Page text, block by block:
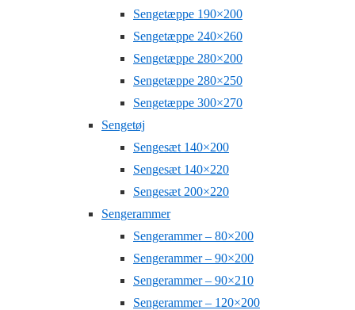
Sengetæppe 190×200
Sengetæppe 240×260
Sengetæppe 280×200
Sengetæppe 280×250
Sengetæppe 300×270
Sengetøj
Sengesæt 140×200
Sengesæt 140×220
Sengesæt 200×220
Sengerammer
Sengerammer – 80×200
Sengerammer – 90×200
Sengerammer – 90×210
Sengerammer – 120×200